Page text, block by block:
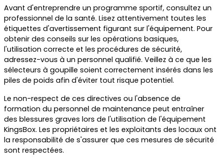
Avant d'entreprendre un programme sportif, consultez un
professionnel de la santé. Lisez attentivement toutes les
étiquettes d'avertissement figurant sur l'équipement. Pour
obtenir des conseils sur les opérations basiques,
l'utilisation correcte et les procédures de sécurité,
adressez-vous à un personnel qualifié. Veillez à ce que les
sélecteurs à goupille soient correctement insérés dans les
piles de poids afin d'éviter tout risque potentiel.
Le non-respect de ces directives ou l'absence de
formation du personnel de maintenance peut entraîner
des blessures graves lors de l'utilisation de l'équipement
KingsBox. Les propriétaires et les exploitants des locaux ont
la responsabilité de s'assurer que ces mesures de sécurité
sont respectées.